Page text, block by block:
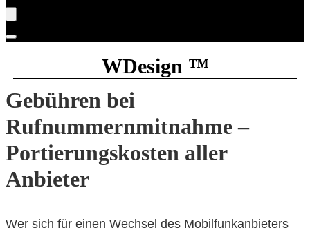
WDesign ™
Gebühren bei
Rufnummernmitnahme –
Portierungskosten aller
Anbieter
Wer sich für einen Wechsel des Mobilfunkanbieters